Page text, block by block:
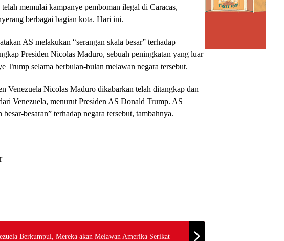
memulai kampanye pemboman ilegal di Caracas,
berbagai bagian kota. Hari ini.
AS melakukan “serangan skala besar” terhadap
Presiden Nicolas Maduro, sebuah peningkatan yang luar
Trump selama berbulan-bulan melawan negara tersebut.
Venezuela Nicolas Maduro dikabarkan telah ditangkap dan
Venezuela, menurut Presiden AS Donald Trump. AS
besar-besaran” terhadap negara tersebut, tambahnya.
Berkumpul, Mereka akan Melawan Amerika Serikat